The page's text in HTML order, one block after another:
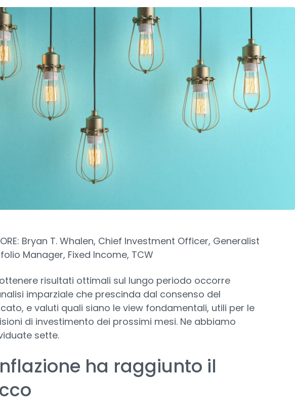
Bryan T. Whalen, Chief Investment Officer, Generalist
Manager, Fixed Income, TCW
risultati ottimali sul lungo periodo occorre
imparziale che prescinda dal consenso del
e valuti quali siano le view fondamentali, utili per le
di investimento dei prossimi mesi. Ne abbiamo
sette.
ha raggiunto il